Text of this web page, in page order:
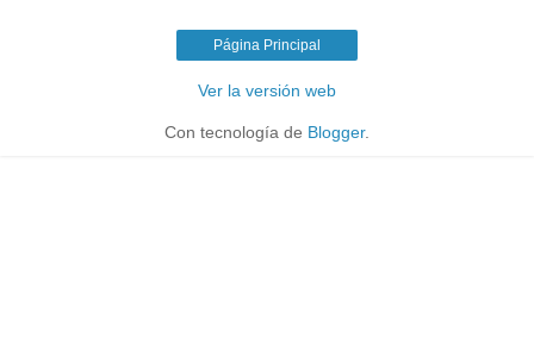
Página Principal
Ver la versión web
Con tecnología de Blogger.